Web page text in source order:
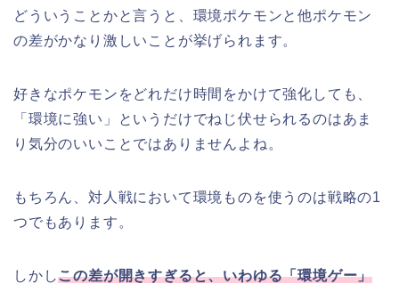
どういうことかと言うと、環境ポケモンと他ポケモン
の差がかなり激しいことが挙げられます。
好きなポケモンをどれだけ時間をかけて強化しても、
「環境に強い」というだけでねじ伏せられるのはあま
り気分のいいことではありませんよね。
もちろん、対人戦において環境ものを使うのは戦略の1
つでもあります。
しかしこの差が開きすぎると、いわゆる「環境ゲー」